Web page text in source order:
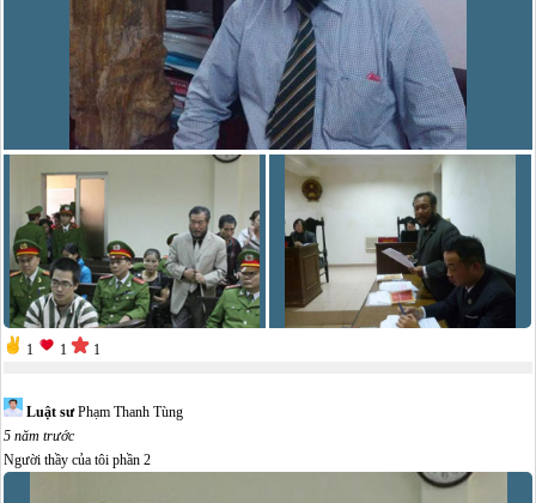
1 1 1
Luật sưPhạm Thanh Tùng
5 năm trước
Người thầy của tôi phần 2